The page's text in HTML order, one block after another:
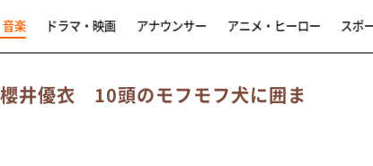
楽 ドラマ・映画 アナウンサー アニメ・ヒーロー スポ
井優衣 10頭のモフモフ犬に囲ま